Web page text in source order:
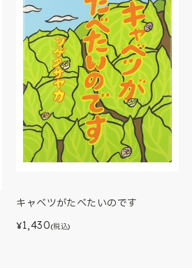
キャベツがたべたいのです
¥1,430(税込)